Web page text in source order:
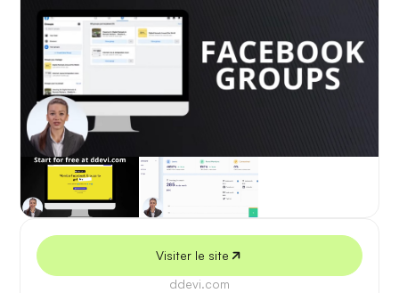
5 juillet 2026
Visiter le site
ddevi.com